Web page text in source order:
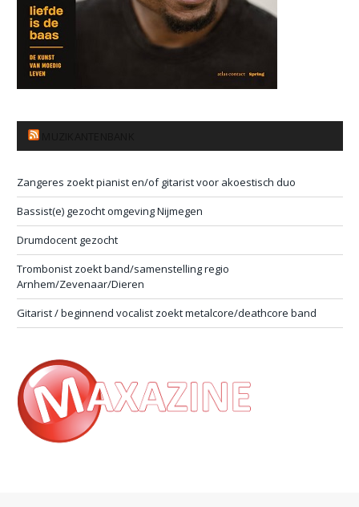
Zangeres zoekt pianist en/of gitarist voor akoestisch duo
Bassist(e) gezocht omgeving Nijmegen
Drumdocent gezocht
Trombonist zoekt band/samenstelling regio
Arnhem/Zevenaar/Dieren
Gitarist / beginnend vocalist zoekt metalcore/deathcore band